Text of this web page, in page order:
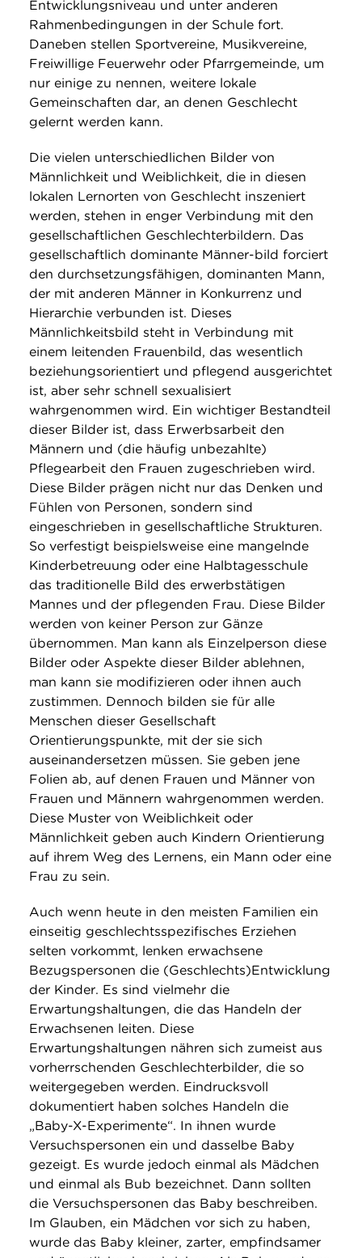
Entwicklungsniveau und unter anderen
Rahmenbedingungen in der Schule fort.
Daneben stellen Sportvereine, Musikvereine,
Freiwillige Feuerwehr oder Pfarrgemeinde, um
nur einige zu nennen, weitere lokale
Gemeinschaften dar, an denen Geschlecht
gelernt werden kann.
Die vielen unterschiedlichen Bilder von
Männlichkeit und Weiblichkeit, die in diesen
lokalen Lernorten von Geschlecht inszeniert
werden, stehen in enger Verbindung mit den
gesellschaftlichen Geschlechterbildern. Das
gesellschaftlich dominante Männer-bild forciert
den durchsetzungsfähigen, dominanten Mann,
der mit anderen Männer in Konkurrenz und
Hierarchie verbunden ist. Dieses
Männlichkeitsbild steht in Verbindung mit
einem leitenden Frauenbild, das wesentlich
beziehungsorientiert und pflegend ausgerichtet
ist, aber sehr schnell sexualisiert
wahrgenommen wird. Ein wichtiger Bestandteil
dieser Bilder ist, dass Erwerbsarbeit den
Männern und (die häufig unbezahlte)
Pflegearbeit den Frauen zugeschrieben wird.
Diese Bilder prägen nicht nur das Denken und
Fühlen von Personen, sondern sind
eingeschrieben in gesellschaftliche Strukturen.
So verfestigt beispielsweise eine mangelnde
Kinderbetreuung oder eine Halbtagesschule
das traditionelle Bild des erwerbstätigen
Mannes und der pflegenden Frau. Diese Bilder
werden von keiner Person zur Gänze
übernommen. Man kann als Einzelperson diese
Bilder oder Aspekte dieser Bilder ablehnen,
man kann sie modifizieren oder ihnen auch
zustimmen. Dennoch bilden sie für alle
Menschen dieser Gesellschaft
Orientierungspunkte, mit der sie sich
auseinandersetzen müssen. Sie geben jene
Folien ab, auf denen Frauen und Männer von
Frauen und Männern wahrgenommen werden.
Diese Muster von Weiblichkeit oder
Männlichkeit geben auch Kindern Orientierung
auf ihrem Weg des Lernens, ein Mann oder eine
Frau zu sein.
Auch wenn heute in den meisten Familien ein
einseitig geschlechtsspezifisches Erziehen
selten vorkommt, lenken erwachsene
Bezugspersonen die (Geschlechts)Entwicklung
der Kinder. Es sind vielmehr die
Erwartungshaltungen, die das Handeln der
Erwachsenen leiten. Diese
Erwartungshaltungen nähren sich zumeist aus
vorherrschenden Geschlechterbilder, die so
weitergegeben werden. Eindrucksvoll
dokumentiert haben solches Handeln die
„Baby-X-Experimente“. In ihnen wurde
Versuchspersonen ein und dasselbe Baby
gezeigt. Es wurde jedoch einmal als Mädchen
und einmal als Bub bezeichnet. Dann sollten
die Versuchspersonen das Baby beschreiben.
Im Glauben, ein Mädchen vor sich zu haben,
wurde das Baby kleiner, zarter, empfindsamer